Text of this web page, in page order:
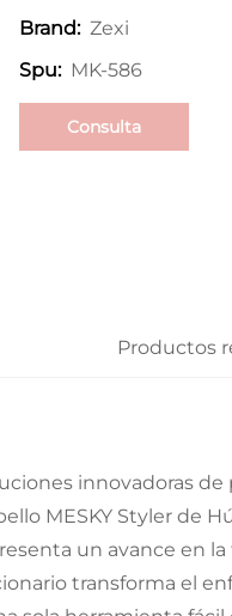
Brand: Zexi
Spu: MK-586
Consulta
Productos
innovadoras
MESKY Styler de
un avance en
transforma el